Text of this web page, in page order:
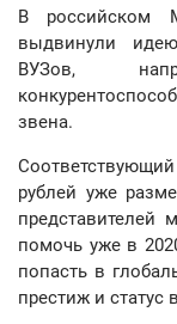
В российском
выдвинули
ВУЗов,
звена.
рублей уже
представителей
помочь уже в
попасть в
престиж и статус